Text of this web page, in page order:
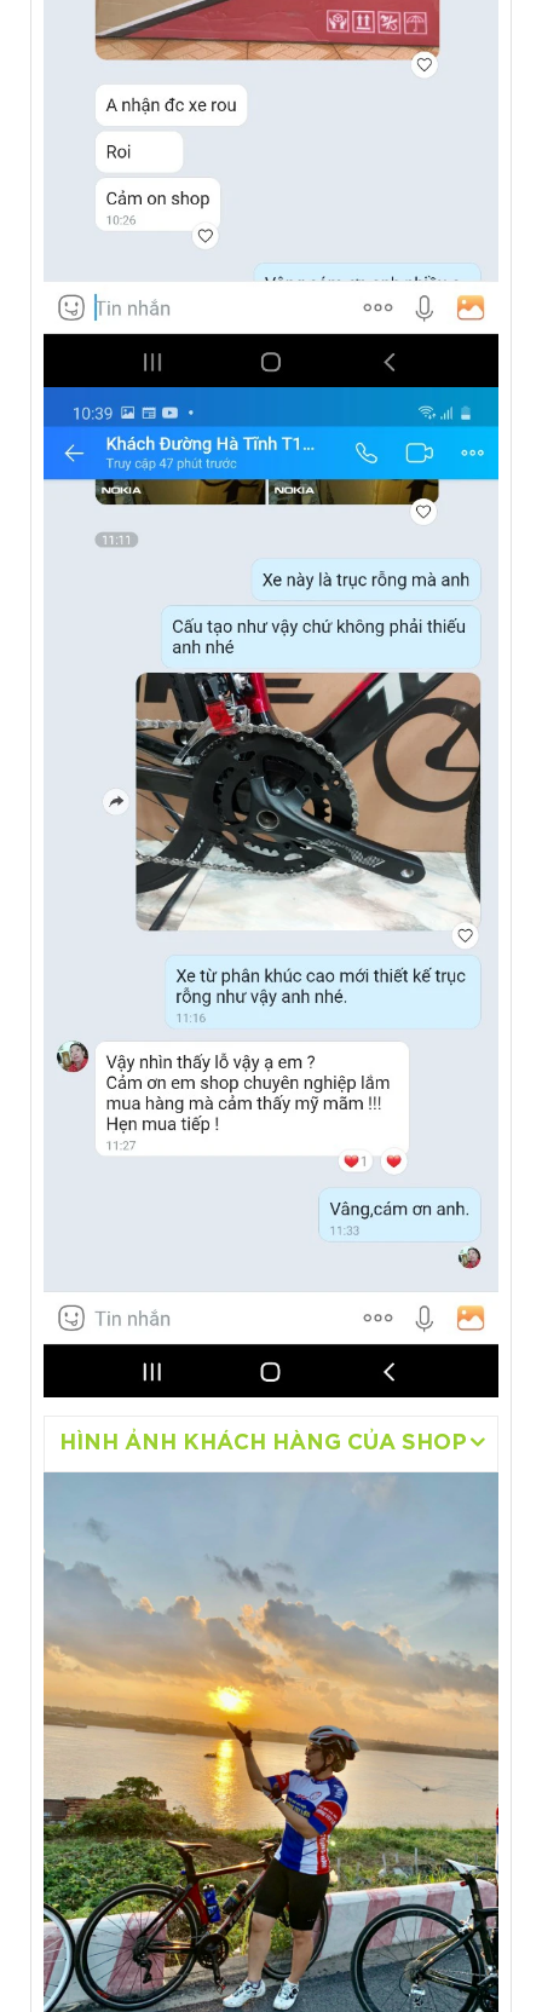
HÌNH ẢNH KHÁCH HÀNG CỦA SHOP